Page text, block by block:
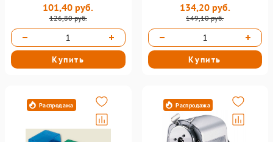
126,80 руб.
101,40 руб.
Купить
149,10 руб.
134,20 руб.
Купить
Распродажа Распродажа